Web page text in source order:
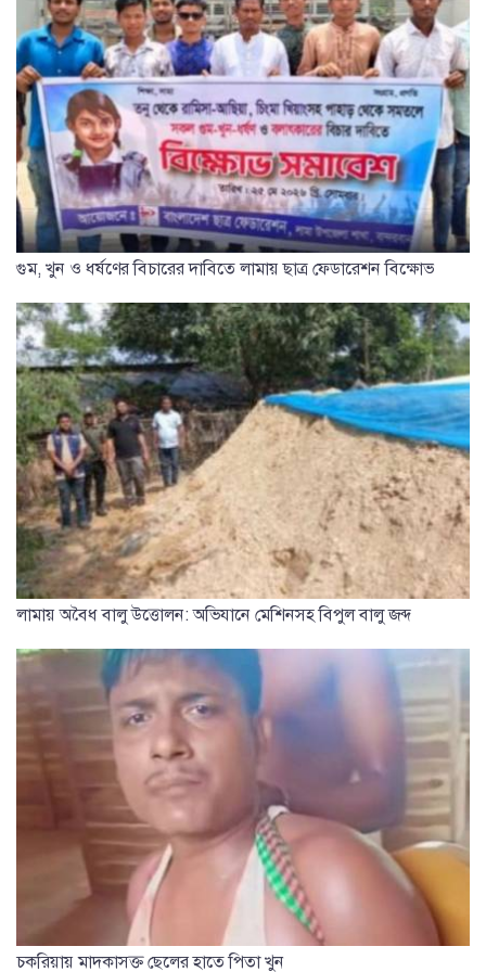
গুম, খুন ও ধর্ষণের বিচারের দাবিতে লামায় ছাত্র ফেডারেশন বিক্ষোভ
লামায় অবৈধ বালু উত্তোলন: অভিযানে মেশিনসহ বিপুল বালু জব্দ
চকরিয়ায় মাদকাসক্ত ছেলের হাতে পিতা খুন